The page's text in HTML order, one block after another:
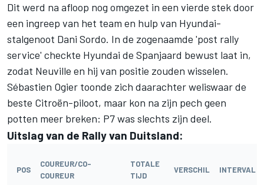
Dit werd na afloop nog omgezet in een vierde stek door
een ingreep van het team en hulp van Hyundai-
stalgenoot Dani Sordo. In de zogenaamde 'post rally
service' checkte Hyundai de Spanjaard bewust laat in,
zodat Neuville en hij van positie zouden wisselen.
Sébastien Ogier toonde zich daarachter weliswaar de
beste Citroën-piloot, maar kon na zijn pech geen
potten meer breken: P7 was slechts zijn deel.
Uitslag van de Rally van Duitsland:
POS
COUREUR/CO-
COUREUR
TOTALE
TIJD
VERSCHIL INTERVAL